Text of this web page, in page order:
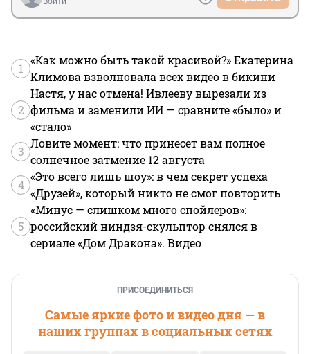
1
«Как можно быть такой красивой?» Екатерина
Климова взволновала всех видео в бикини
2
Настя, у нас отмена! Ивлееву вырезали из
фильма и заменили ИИ — сравните «было» и
«стало»
3
Ловите момент: что принесет вам полное
солнечное затмение 12 августа
4
«Это всего лишь шоу»: в чем секрет успеха
«Друзей», который никто не смог повторить
5
«Минус — слишком много спойлеров»:
российский ниндзя-скульптор снялся в
сериале «Дом Дракона». Видео
ПРИСОЕДИНИТЬСЯ
Самые яркие фото и видео дня — в
наших группах в социальных сетях